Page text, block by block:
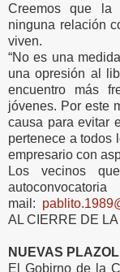
Creemos que la
ninguna relación
viven.
“No es una
una opresión al
encuentro más
jóvenes. Por este
causa para evitar
pertenece a todos
empresario con
Los vecinos
mail:
AL CIERRE DE LA
NUEVAS
El Gobirno de la